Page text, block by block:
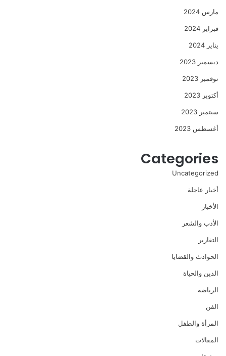
مارس 2024
فبراير 2024
يناير 2024
ديسمبر 2023
نوفمبر 2023
أكتوبر 2023
سبتمبر 2023
أغسطس 2023
Categories
Uncategorized
أخبار عاجلة
الأخبار
الأدب والشعر
التقارير
الحوادث والقضايا
الدين والحياة
الرياضة
الفن
المرأة والطفل
المقالات